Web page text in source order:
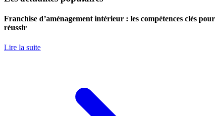
Franchise d’aménagement intérieur : les compétences clés pour
réussir
Lire la suite